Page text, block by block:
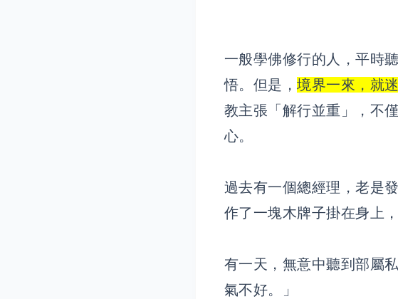
一般學佛修行的人，平時
悟。但是，境界一來，就
教主張「解行並重」，不
心。
過去有一個總經理，老是
作了一塊木牌子掛在身上
有一天，無意中聽到部屬
氣不好。」